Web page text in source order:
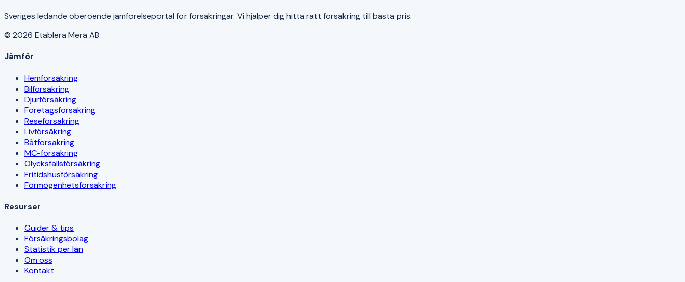
Sveriges ledande oberoende jämförelseportal för försäkringar. Vi hjälper dig hitta rätt försäkring till bästa pris.
© 2026 Etablera Mera AB
Jämför
Hemförsäkring
Bilförsäkring
Djurförsäkring
Företagsförsäkring
Reseförsäkring
Livförsäkring
Båtförsäkring
MC-försäkring
Olycksfallsförsäkring
Fritidshusförsäkring
Förmögenhetsförsäkring
Resurser
Guider & tips
Försäkringsbolag
Statistik per län
Om oss
Kontakt